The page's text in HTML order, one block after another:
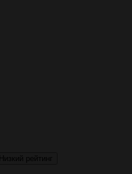
Низкий рейтинг